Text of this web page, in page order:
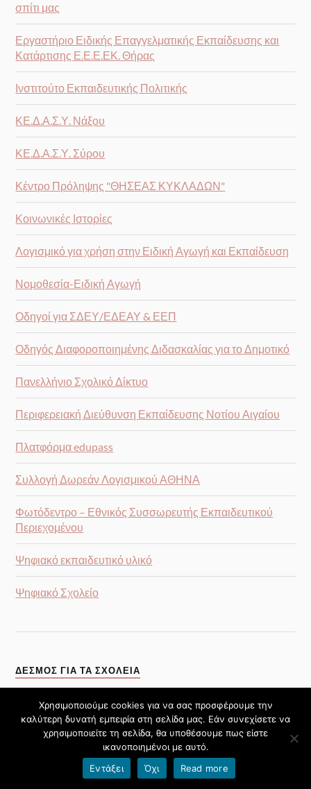
σπίτι μας
Εργαστήριο Ειδικής Επαγγελματικής Εκπαίδευσης και
Κατάρτισης Ε.Ε.Ε.ΕΚ. Θήρας
Ινστιτούτο Εκπαιδευτικής Πολιτικής
ΚΕ.Δ.Α.Σ.Υ. Νάξου
ΚΕ.Δ.Α.Σ.Υ. Σύρου
Κέντρο Πρόληψης "ΘΗΣΕΑΣ ΚΥΚΛΑΔΩΝ"
Κοινωνικές Ιστορίες
Λογισμικό για χρήση στην Ειδική Αγωγή και Εκπαίδευση
Νομοθεσία-Ειδική Αγωγή
Οδηγοί για ΣΔΕΥ/ΕΔΕΑΥ & ΕΕΠ
Οδηγός Διαφοροποιημένης Διδασκαλίας για το Δημοτικό
Πανελλήνιο Σχολικό Δίκτυο
Περιφερειακή Διεύθυνση Εκπαίδευσης Νοτίου Αιγαίου
Πλατφόρμα edupass
Συλλογή Δωρεάν Λογισμικού ΑΘΗΝΑ
Φωτόδεντρο – Εθνικός Συσσωρευτής Εκπαιδευτικού
Περιεχομένου
Ψηφιακό εκπαιδευτικό υλικό
Ψηφιακό Σχολείο
ΔΕΣΜΟΣ ΓΙΑ ΤΑ ΣΧΟΛΕΊΑ
Χρησιμοποιούμε cookies για να σας προσφέρουμε την
καλύτερη δυνατή εμπειρία στη σελίδα μας. Εάν συνεχίσετε να
χρησιμοποιείτε τη σελίδα, θα υποθέσουμε πως είστε
ικανοποιημένοι με αυτό.
Εντάξει
Όχι Read more